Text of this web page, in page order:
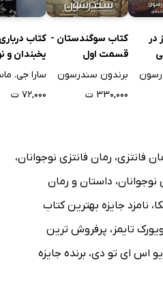
در
کتاب سوگندستان -
قسمت اول
برندون سندرسون
۳۳۰,۰۰۰ ت
کتاب
یخبندان و
سارا جی.
۷۲,۰۰۰ ت
فانتزی، رمان فانتزی نوجوانان،
نوجوانان، داستان و رمان
، نامزد جایزه بهترین کتاب
تایمز ، پرفروش ترین
اس ای تو دی، برنده جایزه